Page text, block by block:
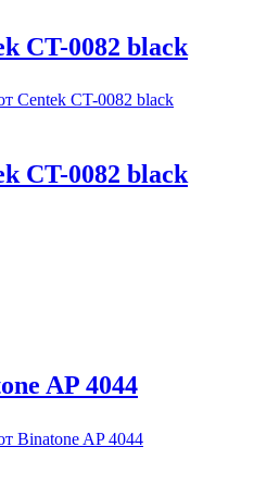
CT-0082 black
CT-0082 black
AP 4044